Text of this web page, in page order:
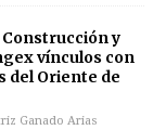
y
vínculos con
del Oriente de
Ganado Arias